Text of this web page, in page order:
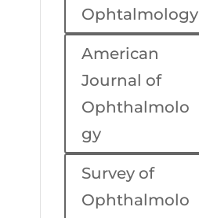
Ophtalmology
American
Journal of
Ophthalmolo
gy
Survey of
Ophthalmolo